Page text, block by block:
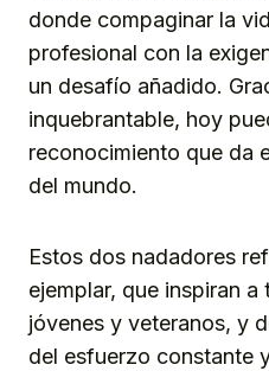
donde compaginar la
profesional con la
un desafío añadido.
inquebrantable, hoy
reconocimiento que da
del mundo.
Estos dos nadadores
ejemplar, que inspiran
jóvenes y veteranos, y
del esfuerzo constante